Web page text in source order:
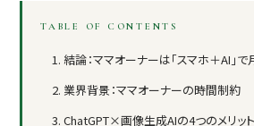
TABLE OF CONTENTS
結論：ママオーナーは「スマホ＋AI」
業界背景：ママオーナーの時間制約
ChatGPT×画像生成AIの4つのメリット